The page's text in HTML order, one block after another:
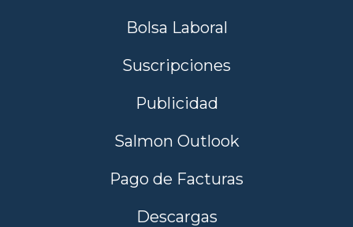
Bolsa Laboral
Suscripciones
Publicidad
Salmon Outlook
Pago de Facturas
Descargas